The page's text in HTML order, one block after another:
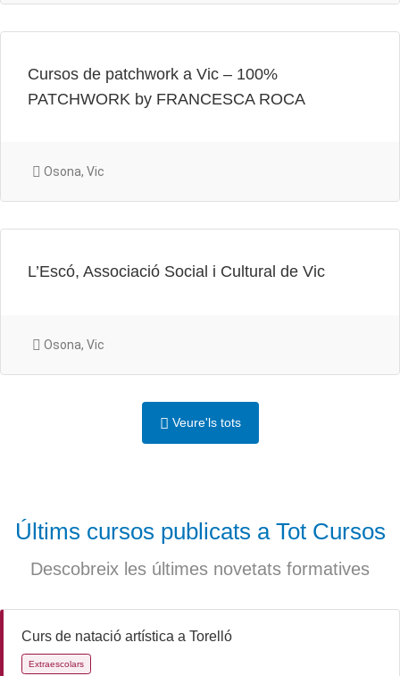
Cursos de patchwork a Vic – 100%
PATCHWORK by FRANCESCA ROCA
Osona, Vic
L’Escó, Associació Social i Cultural de Vic
Osona, Vic
Veure'ls tots
Últims cursos publicats a Tot Cursos
Descobreix les últimes novetats formatives
Curs de natació artística a Torelló